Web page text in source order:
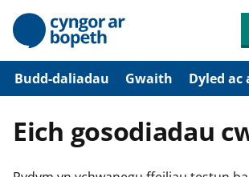
N
d
Budd-daliadau Gwaith Dyled ac
Eich gosodiadau